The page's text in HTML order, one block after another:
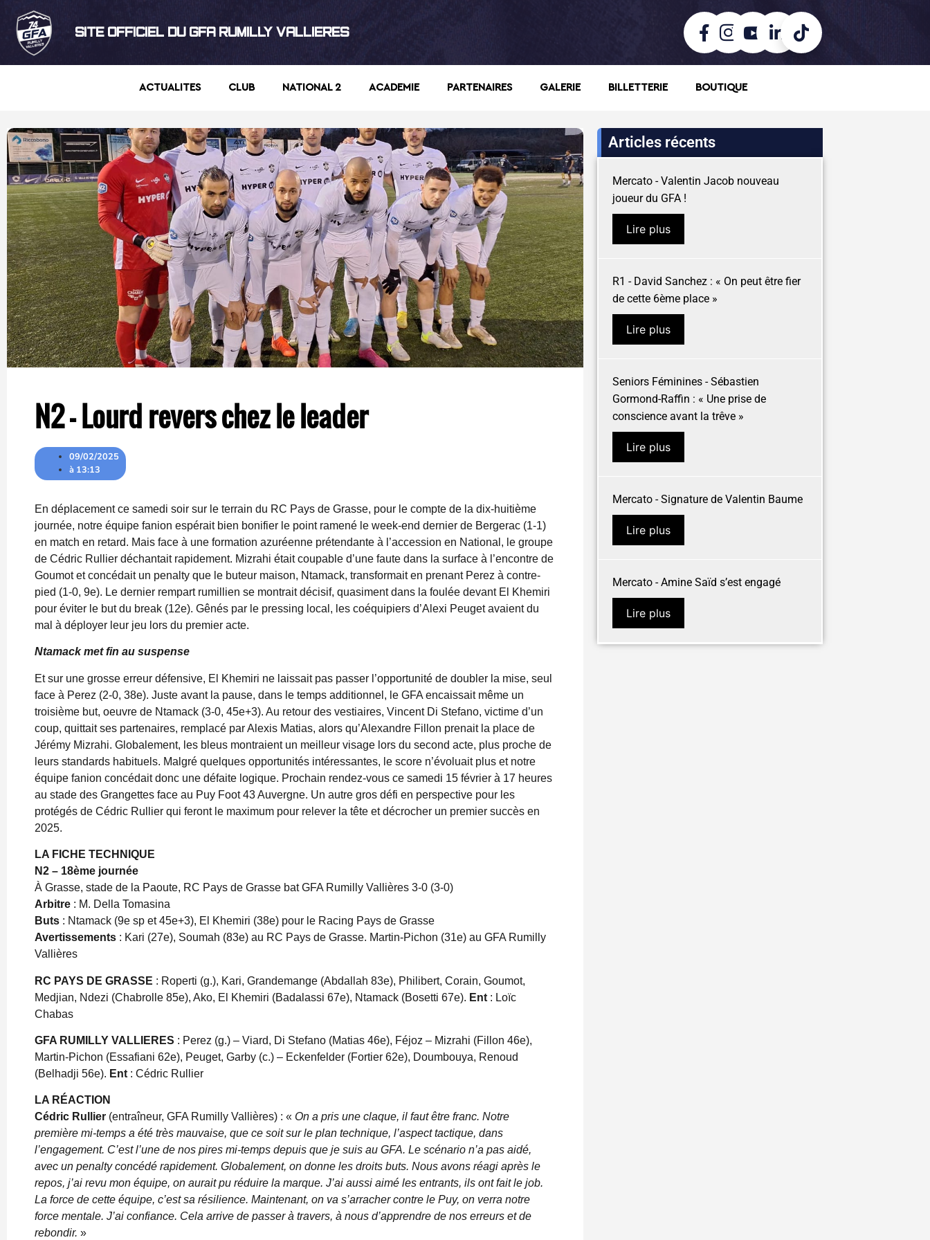
SITE OFFICIEL DU GFA RUMILLY VALLIERES
ACTUALITES CLUB NATIONAL 2 ACADEMIE PARTENAIRES GALERIE BILLETTERIE BOUTIQUE
N2 – Lourd revers chez le leader
09/02/2025
à 13:13
En déplacement ce samedi soir sur le terrain du RC Pays de Grasse, pour le compte de la dix-huitième
journée, notre équipe fanion espérait bien bonifier le point ramené le week-end dernier de Bergerac (1-1)
en match en retard. Mais face à une formation azuréenne prétendante à l’accession en National, le groupe
de Cédric Rullier déchantait rapidement. Mizrahi était coupable d’une faute dans la surface à l’encontre de
Goumot et concédait un penalty que le buteur maison, Ntamack, transformait en prenant Perez à contre-
pied (1-0, 9e). Le dernier rempart rumillien se montrait décisif, quasiment dans la foulée devant El Khemiri
pour éviter le but du break (12e). Gênés par le pressing local, les coéquipiers d’Alexi Peuget avaient du
mal à déployer leur jeu lors du premier acte.
Ntamack met fin au suspense
Et sur une grosse erreur défensive, El Khemiri ne laissait pas passer l’opportunité de doubler la mise, seul
face à Perez (2-0, 38e). Juste avant la pause, dans le temps additionnel, le GFA encaissait même un
troisième but, oeuvre de Ntamack (3-0, 45e+3). Au retour des vestiaires, Vincent Di Stefano, victime d’un
coup, quittait ses partenaires, remplacé par Alexis Matias, alors qu’Alexandre Fillon prenait la place de
Jérémy Mizrahi. Globalement, les bleus montraient un meilleur visage lors du second acte, plus proche de
leurs standards habituels. Malgré quelques opportunités intéressantes, le score n’évoluait plus et notre
équipe fanion concédait donc une défaite logique. Prochain rendez-vous ce samedi 15 février à 17 heures
au stade des Grangettes face au Puy Foot 43 Auvergne. Un autre gros défi en perspective pour les
protégés de Cédric Rullier qui feront le maximum pour relever la tête et décrocher un premier succès en
2025.
LA FICHE TECHNIQUE
N2 – 18ème journée
À Grasse, stade de la Paoute, RC Pays de Grasse bat GFA Rumilly Vallières 3-0 (3-0)
Arbitre : M. Della Tomasina
Buts : Ntamack (9e sp et 45e+3), El Khemiri (38e) pour le Racing Pays de Grasse
Avertissements : Kari (27e), Soumah (83e) au RC Pays de Grasse. Martin-Pichon (31e) au GFA Rumilly
Vallières
RC PAYS DE GRASSE : Roperti (g.), Kari, Grandemange (Abdallah 83e), Philibert, Corain, Goumot,
Medjian, Ndezi (Chabrolle 85e), Ako, El Khemiri (Badalassi 67e), Ntamack (Bosetti 67e). Ent : Loïc
Chabas
GFA RUMILLY VALLIERES : Perez (g.) – Viard, Di Stefano (Matias 46e), Féjoz – Mizrahi (Fillon 46e),
Martin-Pichon (Essafiani 62e), Peuget, Garby (c.) – Eckenfelder (Fortier 62e), Doumbouya, Renoud
(Belhadji 56e). Ent : Cédric Rullier
LA RÉACTION
Cédric Rullier (entraîneur, GFA Rumilly Vallières) : « On a pris une claque, il faut être franc. Notre
première mi-temps a été très mauvaise, que ce soit sur le plan technique, l’aspect tactique, dans
l’engagement. C’est l’une de nos pires mi-temps depuis que je suis au GFA. Le scénario n’a pas aidé,
avec un penalty concédé rapidement. Globalement, on donne les droits buts. Nous avons réagi après le
repos, j’ai revu mon équipe, on aurait pu réduire la marque. J’ai aussi aimé les entrants, ils ont fait le job.
La force de cette équipe, c’est sa résilience. Maintenant, on va s’arracher contre le Puy, on verra notre
force mentale. J’ai confiance. Cela arrive de passer à travers, à nous d’apprendre de nos erreurs et de
rebondir. »
Articles récents
Mercato - Valentin Jacob nouveau
joueur du GFA !
Lire plus
R1 - David Sanchez : « On peut être fier
de cette 6ème place »
Lire plus
Seniors Féminines - Sébastien
Gormond-Raffin : « Une prise de
conscience avant la trêve »
Lire plus
Mercato - Signature de Valentin Baume
Lire plus
Mercato - Amine Saïd s’est engagé
Lire plus